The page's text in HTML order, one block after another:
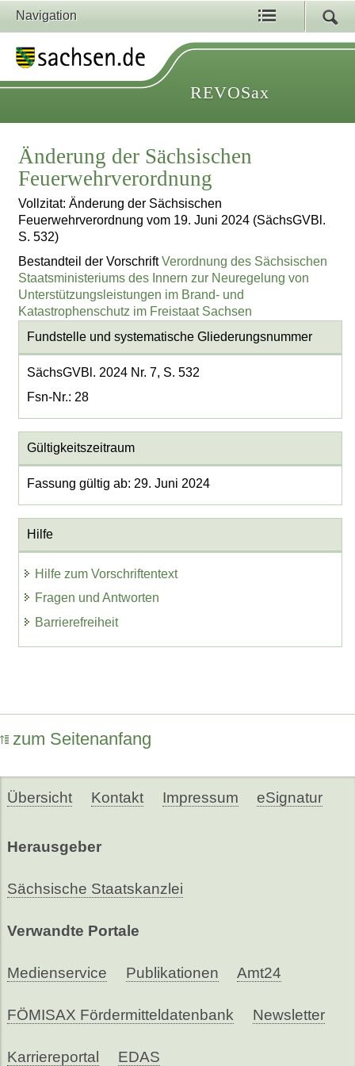
Navigation
REVOSax
Änderung der Sächsischen
Feuerwehrverordnung
Vollzitat: Änderung der Sächsischen
Feuerwehrverordnung vom 19. Juni 2024 (SächsGVBl.
S. 532)
Bestandteil der VorschriftVerordnung des Sächsischen
Staatsministeriums des Innern zur Neuregelung von
Unterstützungsleistungen im Brand- und
Katastrophenschutz im Freistaat Sachsen
Fundstelle und systematische Gliederungsnummer
SächsGVBl. 2024 Nr. 7, S. 532
Fsn-Nr.: 28
Gültigkeitszeitraum
Fassung gültig ab: 29. Juni 2024
Hilfe
Hilfe zum Vorschriftentext
Fragen und Antworten
Barrierefreiheit
zum Seitenanfang
Übersicht Kontakt Impressum eSignatur
Herausgeber
Sächsische Staatskanzlei
Verwandte Portale
Medienservice Publikationen Amt24
FÖMISAX Fördermitteldatenbank Newsletter
Karriereportal EDAS